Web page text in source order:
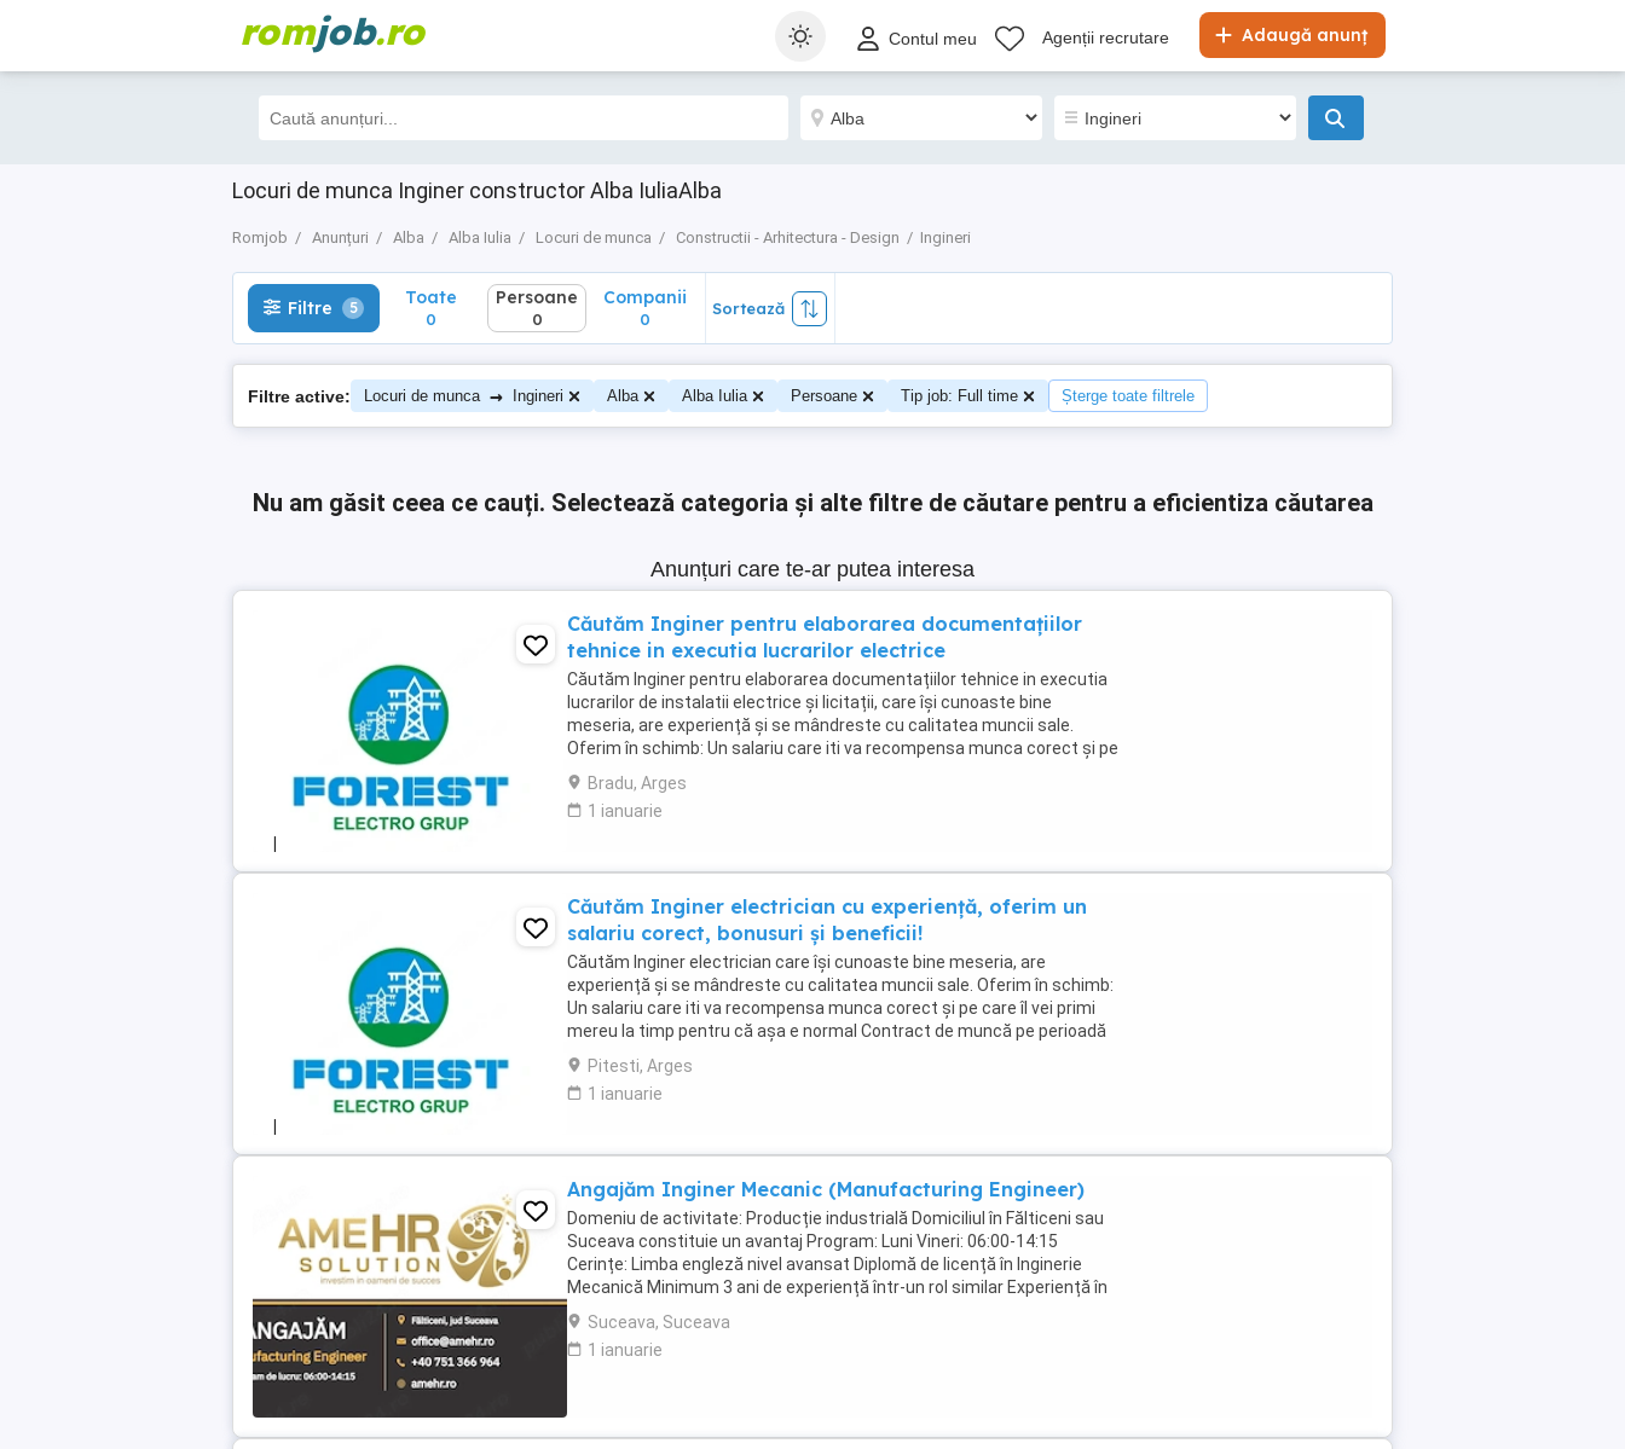
romjob.ro Adaugă anunț
Contul meu Agenții recrutare
Locuri de munca Inginer constructor Alba IuliaAlba
Romjob Anunțuri Alba Alba Iulia Locuri de munca Constructii - Arhitectura - Design Ingineri
Filtre 5 Toate
0
Filtre 5 Toate
0
Persoane
0
Companii
0
Sortează
Filtre active: Locuri de munca → Ingineri Alba Alba Iulia Persoane Tip job: Full time Șterge toate filtrele
Nu am găsit ceea ce cauți. Selectează categoria și alte filtre de căutare pentru a eficientiza căutarea
Anunțuri care te-ar putea interesa
Căutăm Inginer pentru elaborarea documentațiilor
tehnice in executia lucrarilor electrice
Căutăm Inginer pentru elaborarea documentațiilor tehnice in executia
lucrarilor de instalatii electrice și licitații, care își cunoaste bine
meseria, are experiență și se mândreste cu calitatea muncii sale.
Oferim în schimb: Un salariu care iti va recompensa munca corect și pe
care îl vei primi mereu ...
Bradu, Arges
1 ianuarie
Căutăm Inginer electrician cu experiență, oferim un
salariu corect, bonusuri și beneficii!
Căutăm Inginer electrician care își cunoaste bine meseria, are
experiență și se mândreste cu calitatea muncii sale. Oferim în schimb:
Un salariu care iti va recompensa munca corect și pe care îl vei primi
mereu la timp pentru că așa e normal Contract de muncă pe perioadă
nedeterminată. Iți respectăm ...
Pitesti, Arges
1 ianuarie
Angajăm Inginer Mecanic (Manufacturing Engineer)
Domeniu de activitate: Producție industrială Domiciliul în Fălticeni sau
Suceava constituie un avantaj Program: Luni Vineri: 06:00-14:15
Cerințe: Limba engleză nivel avansat Diplomă de licență în Inginerie
Mecanică Minimum 3 ani de experiență într-un rol similar Experiență în
documentație tehnică, ...
Suceava, Suceava
1 ianuarie